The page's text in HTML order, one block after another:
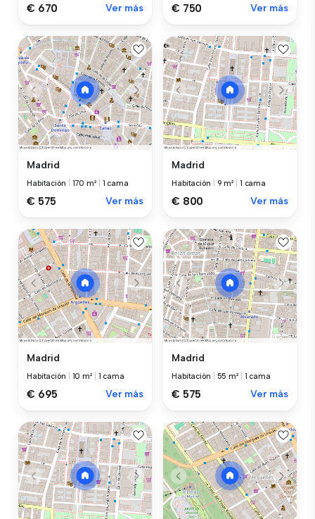
€ 670 Ver más € 750 Ver más
Madrid
Habitación 170 m² 1 cama
€ 575 Ver más
Madrid
Habitación 9 m² 1 cama
€ 800 Ver más
Madrid
Habitación 10 m² 1 cama
€ 695 Ver más
Madrid
Habitación 55 m² 1 cama
€ 575 Ver más